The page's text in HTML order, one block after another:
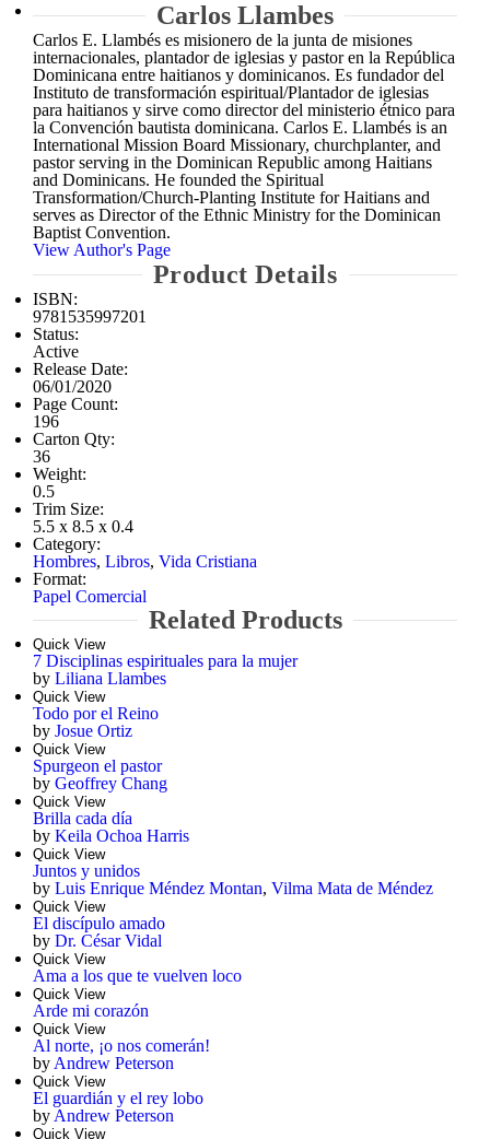
Carlos Llambes
Carlos E. Llambés es misionero de la junta de misiones
internacionales, plantador de iglesias y pastor en la República
Dominicana entre haitianos y dominicanos. Es fundador del
Instituto de transformación espiritual/Plantador de iglesias
para haitianos y sirve como director del ministerio étnico para
la Convención bautista dominicana. Carlos E. Llambés is an
International Mission Board Missionary, churchplanter, and
pastor serving in the Dominican Republic among Haitians
and Dominicans. He founded the Spiritual
Transformation/Church-Planting Institute for Haitians and
serves as Director of the Ethnic Ministry for the Dominican
Baptist Convention.
View Author's Page
Product Details
ISBN:
9781535997201
Status:
Active
Release Date:
06/01/2020
Page Count:
196
Carton Qty:
36
Weight:
0.5
Trim Size:
5.5 x 8.5 x 0.4
Category:
Hombres, Libros, Vida Cristiana
Format:
Papel Comercial
Related Products
Quick View
7 Disciplinas espirituales para la mujer
by Liliana Llambes
Quick View
Todo por el Reino
by Josue Ortiz
Quick View
Spurgeon el pastor
by Geoffrey Chang
Quick View
Brilla cada día
by Keila Ochoa Harris
Quick View
Juntos y unidos
by Luis Enrique Méndez Montan, Vilma Mata de Méndez
Quick View
El discípulo amado
by Dr. César Vidal
Quick View
Ama a los que te vuelven loco
Quick View
Arde mi corazón
Quick View
Al norte, ¡o nos comerán!
byAndrew Peterson
Quick View
El guardián y el rey lobo
byAndrew Peterson
Quick View